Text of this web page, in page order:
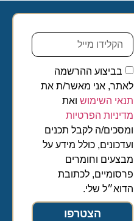
בביצוע ההרשמה
לאתר, אני מאשר/ת את
תנאי השימושואת
מדיניות הפרטיות
ומסכים/ה לקבל תכנים
ועדכונים, כולל מידע על
מבצעים וחומרים
פרסומיים, לכתובת
הדוא״ל שלי.
הצטרפו